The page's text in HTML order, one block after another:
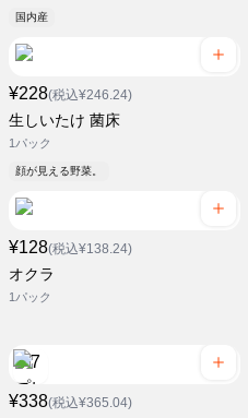
国内産
¥228(税込¥246.24)
生しいたけ 菌床
1パック
顔が見える野菜。
¥128(税込¥138.24)
オクラ
1パック
¥338(税込¥365.04)